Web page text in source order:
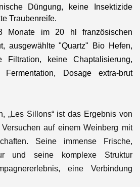
Düngung, keine Insektizide
Traubenreife.
Monate im 20 hl französischen
ausgewählte "Quartz" Bio Hefen,
Filtration, keine Chaptalisierung,
Fermentation, Dosage extra-brut
„Les Sillons“ ist das Ergebnis von
auf einem Weinberg mit
Seine immense Frische,
und seine komplexe Struktur
eine Verbindung